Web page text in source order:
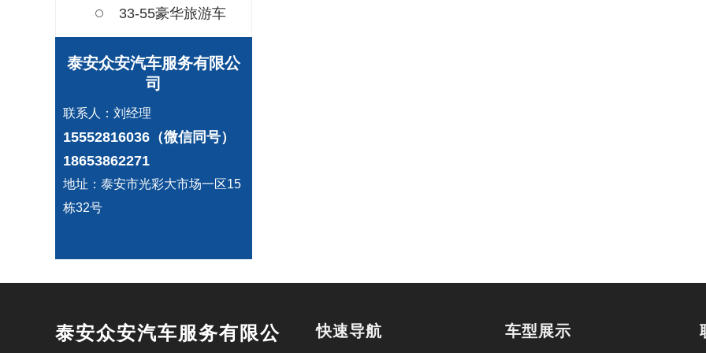
33-55豪华旅游车
泰安众安汽车服务有限公
司
联系人：刘经理
15552816036（微信同号）
18653862271
地址：泰安市光彩大市场一区15
栋32号
泰安众安汽车服务有限公 快速导航 车型展示